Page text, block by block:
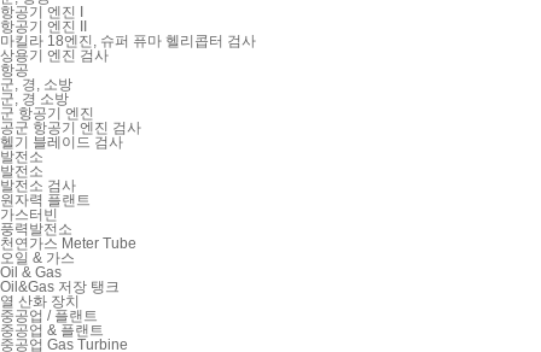
항공기 엔진 I
항공기 엔진 II
마킬라 18엔진, 슈퍼 퓨마 헬리콥터 검사
상용기 엔진 검사
항공
군, 경, 소방
군, 경 소방
군 항공기 엔진
공군 항공기 엔진 검사
헬기 블레이드 검사
발전소
발전소
발전소 검사
원자력 플랜트
가스터빈
풍력발전소
천연가스 Meter Tube
오일 & 가스
Oil & Gas
Oil&Gas 저장 탱크
열 산화 장치
중공업 / 플랜트
중공업 & 플랜트
중공업 Gas Turbine